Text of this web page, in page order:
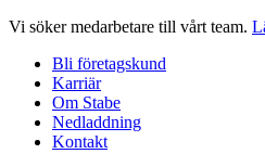
Hoppa
innehåll
Vi söker medarbetare till vårt team.
Bli företagskund
Karriär
Om Stabe
Nedladdning
Kontakt